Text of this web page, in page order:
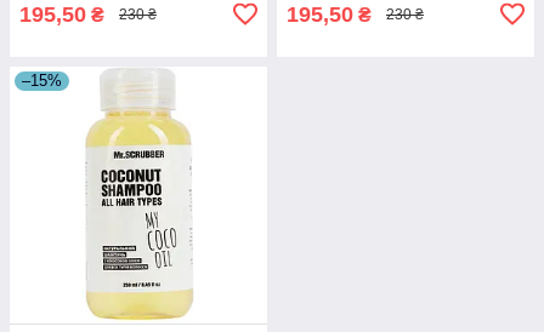
195,50 ₴ 230 ₴ 195,50 ₴ 230 ₴
–15%